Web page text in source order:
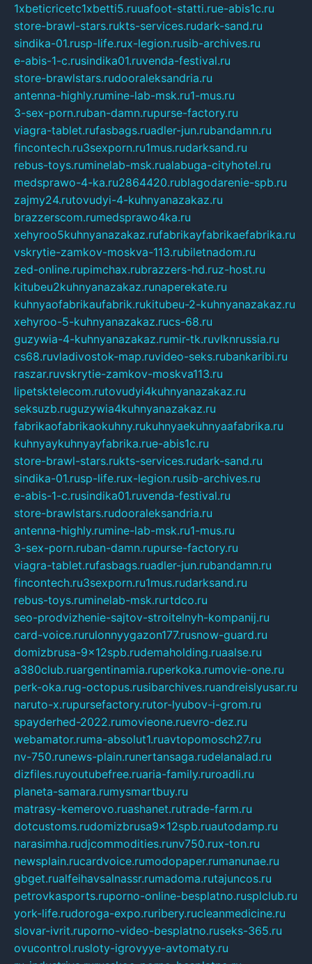
1xbeticricetc1xbetti5.ruuafoot-statti.rue-abis1c.ru
store-brawl-stars.rukts-services.rudark-sand.ru
sindika-01.rusp-life.rux-legion.rusib-archives.ru
e-abis-1-c.rusindika01.ruvenda-festival.ru
store-brawlstars.rudooraleksandria.ru
antenna-highly.rumine-lab-msk.ru1-mus.ru
3-sex-porn.ruban-damn.rupurse-factory.ru
viagra-tablet.rufasbags.ruadler-jun.rubandamn.ru
fincontech.ru3sexporn.ru1mus.rudarksand.ru
rebus-toys.ruminelab-msk.rualabuga-cityhotel.ru
medsprawo-4-ka.ru2864420.rublagodarenie-spb.ru
zajmy24.rutovudyi-4-kuhnyanazakaz.ru
brazzerscom.rumedsprawo4ka.ru
xehyroo5kuhnyanazakaz.rufabrikayfabrikaefabrika.ru
vskrytie-zamkov-moskva-113.rubiletnadom.ru
zed-online.rupimchax.rubrazzers-hd.ruz-host.ru
kitubeu2kuhnyanazakaz.runaperekate.ru
kuhnyaofabrikaufabrik.rukitubeu-2-kuhnyanazakaz.ru
xehyroo-5-kuhnyanazakaz.rucs-68.ru
guzywia-4-kuhnyanazakaz.rumir-tk.ruvlknrussia.ru
cs68.ruvladivostok-map.ruvideo-seks.rubankaribi.ru
raszar.ruvskrytie-zamkov-moskva113.ru
lipetsktelecom.rutovudyi4kuhnyanazakaz.ru
seksuzb.ruguzywia4kuhnyanazakaz.ru
fabrikaofabrikaokuhny.rukuhnyaekuhnyaafabrika.ru
kuhnyaykuhnyayfabrika.rue-abis1c.ru
store-brawl-stars.rukts-services.rudark-sand.ru
sindika-01.rusp-life.rux-legion.rusib-archives.ru
e-abis-1-c.rusindika01.ruvenda-festival.ru
store-brawlstars.rudooraleksandria.ru
antenna-highly.rumine-lab-msk.ru1-mus.ru
3-sex-porn.ruban-damn.rupurse-factory.ru
viagra-tablet.rufasbags.ruadler-jun.rubandamn.ru
fincontech.ru3sexporn.ru1mus.rudarksand.ru
rebus-toys.ruminelab-msk.rurtdco.ru
seo-prodvizhenie-sajtov-stroitelnyh-kompanij.ru
card-voice.rurulonnyygazon177.rusnow-guard.ru
domizbrusa-9x12spb.rudemaholding.ruaalse.ru
a380club.ruargentinamia.ruperkoka.rumovie-one.ru
perk-oka.rug-octopus.rusibarchives.ruandreislyusar.ru
naruto-x.rupursefactory.rutor-lyubov-i-grom.ru
spayderhed-2022.rumovieone.ruevro-dez.ru
webamator.ruma-absolut1.ruavtopomosch27.ru
nv-750.runews-plain.runertansaga.rudelanalad.ru
dizfiles.ruyoutubefree.ruaria-family.ruroadli.ru
planeta-samara.rumysmartbuy.ru
matrasy-kemerovo.ruashanet.rutrade-farm.ru
dotcustoms.rudomizbrusa9x12spb.ruautodamp.ru
narasimha.rudjcommodities.runv750.rux-ton.ru
newsplain.rucardvoice.rumodopaper.rumanunae.ru
gbget.rualfeihavsalnassr.rumadoma.rutajuncos.ru
petrovkasports.ruporno-online-besplatno.rusplclub.ru
york-life.rudoroga-expo.ruribery.rucleanmedicine.ru
slovar-ivrit.ruporno-video-besplatno.ruseks-365.ru
ovucontrol.rusloty-igrovyye-avtomaty.ru